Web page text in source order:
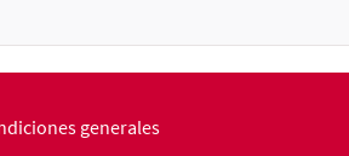
generales